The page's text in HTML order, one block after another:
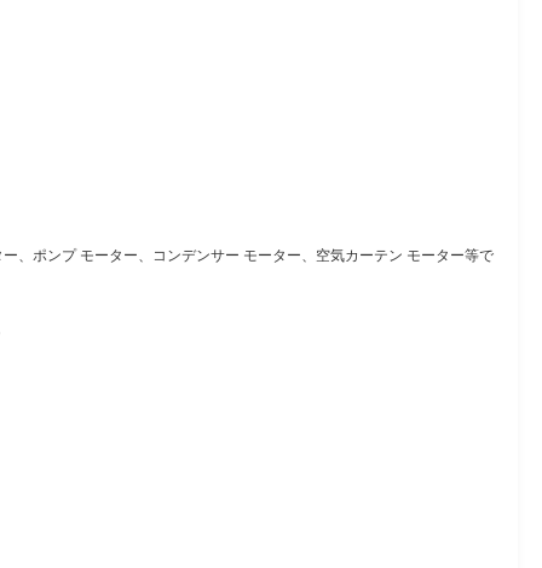
、ポンプ モーター、コンデンサー モーター、空気カーテン モーター等で